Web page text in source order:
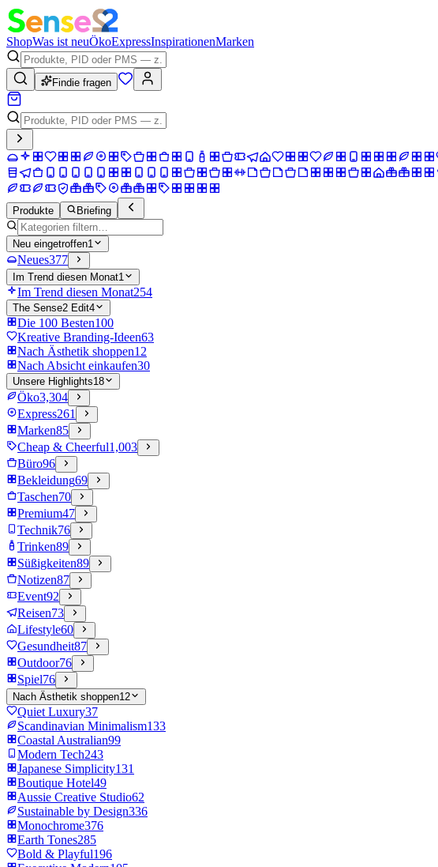
ShopWas ist neuÖkoExpressInspirationenMarken
Findie fragen
Produkte Briefing
Neu eingetroffen1
Neues377
Im Trend diesen Monat1
Im Trend diesen Monat254
The Sense2 Edit4
Die 100 Besten100
Kreative Branding-Ideen63
Nach Ästhetik shoppen12
Nach Absicht einkaufen30
Unsere Highlights18
Öko3,304
Express261
Marken85
Cheap & Cheerful1,003
Büro96
Bekleidung69
Taschen70
Premium47
Technik76
Trinken89
Süßigkeiten89
Notizen87
Event92
Reisen73
Lifestyle60
Gesundheit87
Outdoor76
Spiel76
Nach Ästhetik shoppen12
Quiet Luxury37
Scandinavian Minimalism133
Coastal Australian99
Modern Tech243
Japanese Simplicity131
Boutique Hotel49
Aussie Creative Studio62
Sustainable by Design336
Monochrome376
Earth Tones285
Bold & Playful196